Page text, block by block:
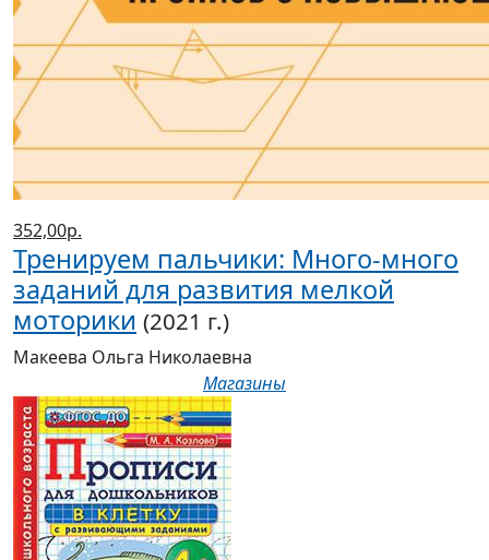
352,00р.
Тренируем пальчики: Много-много
заданий для развития мелкой
моторики (2021 г.)
Макеева Ольга Николаевна
Магазины